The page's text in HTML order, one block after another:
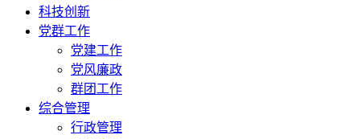
科技创新
党群工作
党建工作
党风廉政
群团工作
综合管理
行政管理